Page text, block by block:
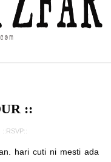
::
::RSVP::
hari cuti ni mesti ada